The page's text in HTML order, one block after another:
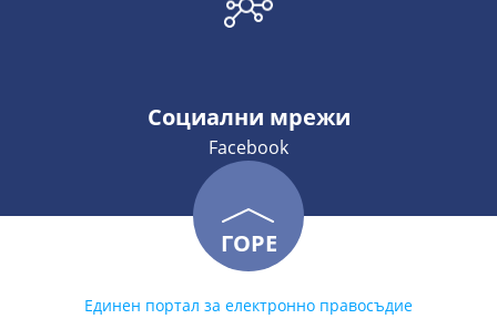
Социални мрежи
Facebook
ГОРЕ
Единен портал за електронно правосъдие